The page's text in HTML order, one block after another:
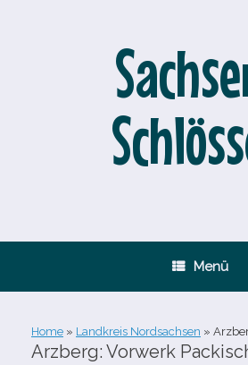
Menü
Home » Landkreis Nordsachsen »
Arzberg: Vorwerk